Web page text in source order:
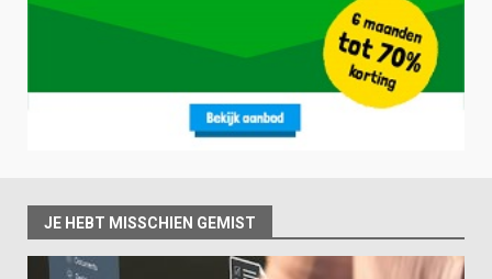
JE HEBT MISSCHIEN GEMIST